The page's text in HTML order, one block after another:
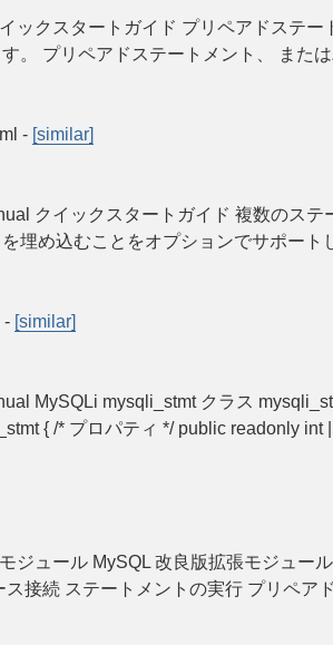
クスタートガイド プリペアドステ
。 プリペアドステートメント、 また
- [similar]
クイックスタートガイド 複数のス
埋め込むことをオプションでサポー
- [similar]
MySQLi mysqli_stmt クラス
{ /* プロパティ */ public readonly int
ュール MySQL 改良版拡張モジュー
接続 ステートメントの実行 プリペア